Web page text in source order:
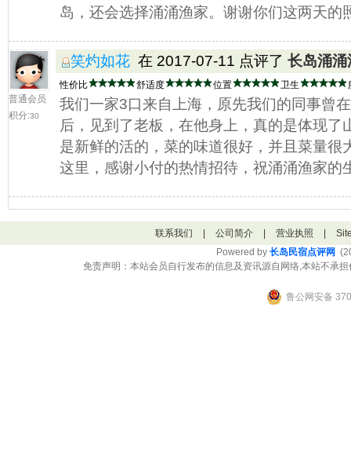
岛，还会选择涌涌渔家。谢谢你们这两天的
普通会员
积分:30
笑灼如花 在 2017-07-11 点评了 长岛涌
性价比 舒适度 位置 卫生
我们一家3口来自上海，原先我们的同事曾
后，见到了老板，在他身上，真的是体现了
是新鲜的活的，菜的味道很好，并且菜量很
这里，感谢小付的热情招待，祝涌涌渔家的
联系我们 公司简介 营业执照
Powered by 长岛民宿点评网
免责声明：本站会员自行发布的信息及资讯源自网络,本站不承
鲁公网安备